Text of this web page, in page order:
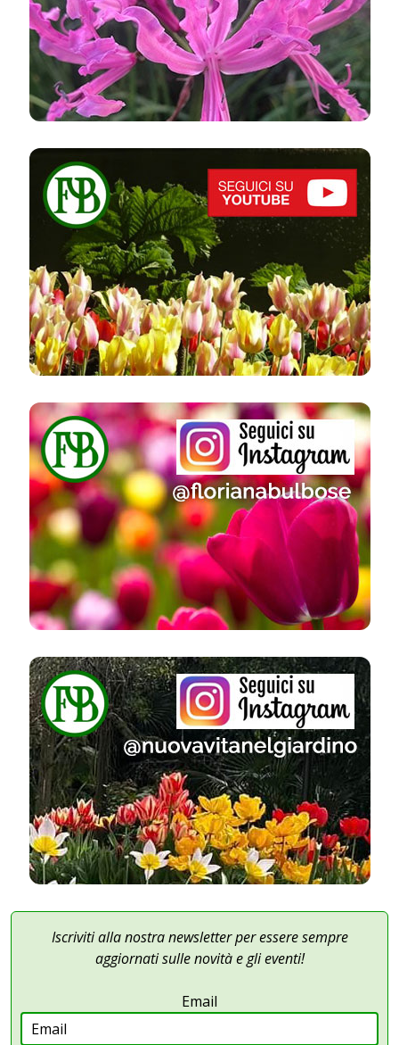
Iscriviti alla nostra newsletter per essere sempre
aggiornati sulle novità e gli eventi!
Email